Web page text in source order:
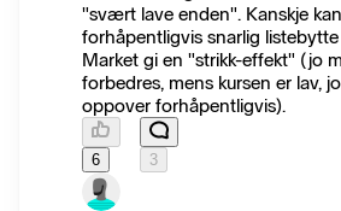
"svært lave enden". Kanskje
forhåpentligvis snarlig
Market gi en "strikk-effekt" (jo
forbedres, mens kursen er lav,
oppover forhåpentligvis).
6 3